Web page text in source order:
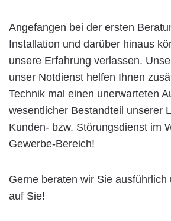
Angefangen bei der ersten
Installation und darüber hinaus
unsere Erfahrung verlassen.
unser Notdienst helfen Ihnen
Technik mal einen unerwarteten
wesentlicher Bestandteil unserer
Kunden- bzw. Störungsdienst im
Gewerbe-Bereich!
Gerne beraten wir Sie ausführlich
auf Sie!